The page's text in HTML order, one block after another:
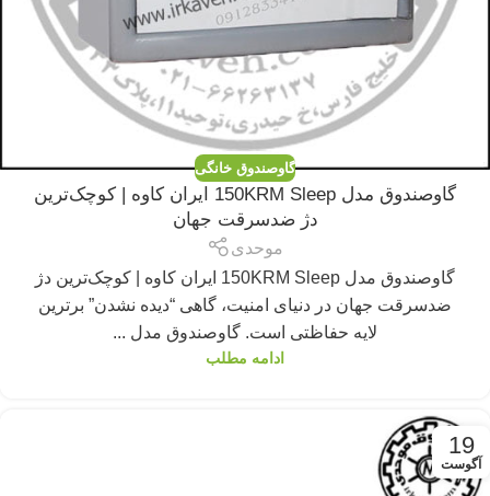
گاوصندوق خانگی
گاوصندوق مدل 150KRM Sleep ایران کاوه | کوچک‌ترین
دژ ضدسرقت جهان
موحدی
گاوصندوق مدل 150KRM Sleep ایران کاوه | کوچک‌ترین دژ
ضدسرقت جهان در دنیای امنیت، گاهی “دیده نشدن” برترین
لایه حفاظتی است. گاوصندوق مدل ...
ادامه مطلب
19
آگوست